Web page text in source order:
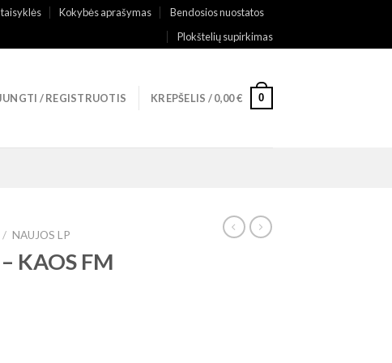
Kokybės aprašymas
Bendosios nuostatos
Plokštelių supirkimas
/ REGISTRUOTIS KREPŠELIS /0,00€ 0
/ NAUJOS LP
KAOS FM